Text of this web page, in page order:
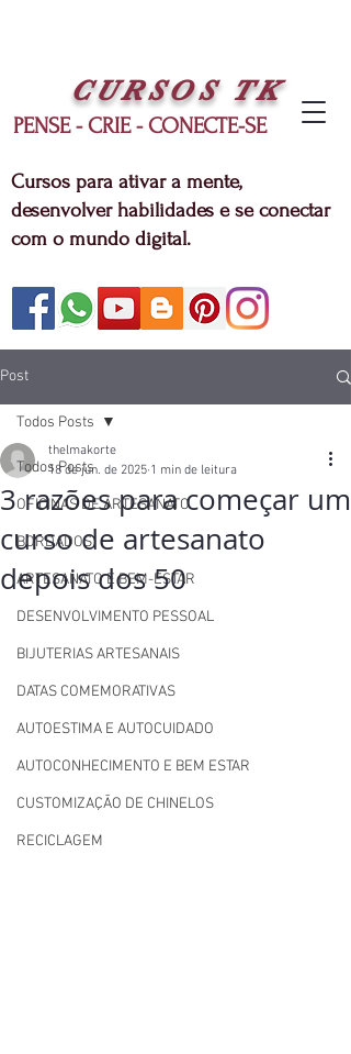
CURSOS TK
PENSE - CRIE - CONECTE-SE
Cursos para ativar a mente,
desenvolver habilidades e se conectar
com o mundo digital.
Post
Todos Posts
OFICINAS DE ARTESANATO
BORDADOS
ARTESANATO E BEM-ESTAR
DESENVOLVIMENTO PESSOAL
BIJUTERIAS ARTESANAIS
DATAS COMEMORATIVAS
AUTOESTIMA E AUTOCUIDADO
AUTOCONHECIMENTO E BEM ESTAR
CUSTOMIZAÇÃO DE CHINELOS
RECICLAGEM
Todos Posts
3 razões para começar um
curso de artesanato
depois dos 50
thelmakorte
18 de jun. de 2025 1 min de leitura